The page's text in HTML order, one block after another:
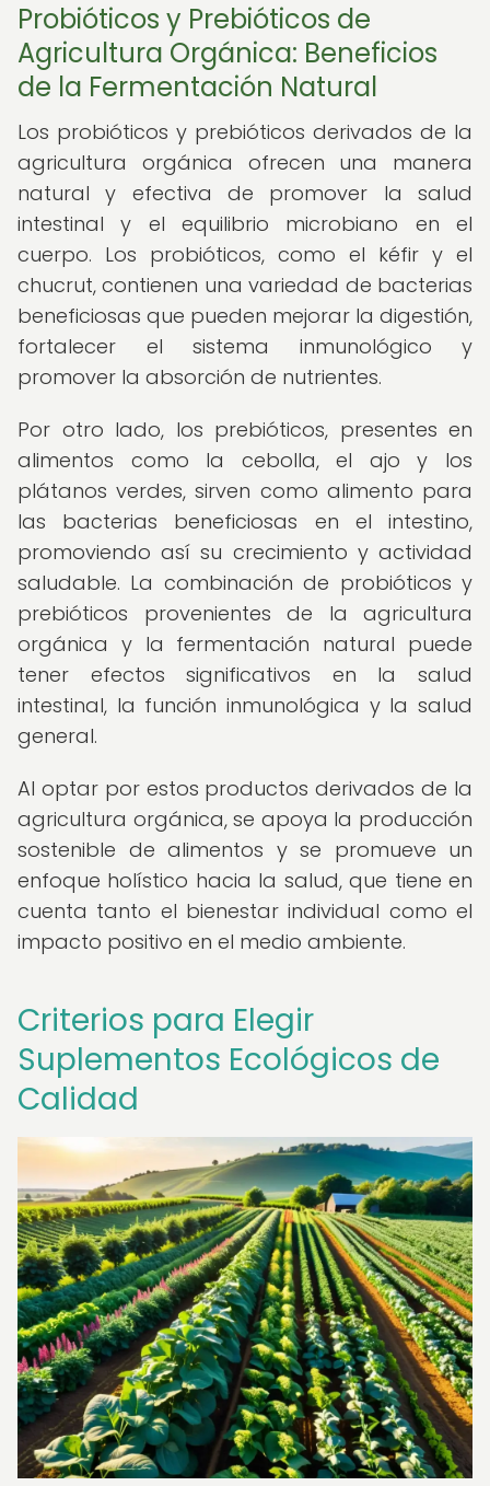
Probióticos y Prebióticos de
Agricultura Orgánica: Beneficios
de la Fermentación Natural
Los probióticos y prebióticos derivados de la
agricultura orgánica ofrecen una manera
natural y efectiva de promover la salud
intestinal y el equilibrio microbiano en el
cuerpo. Los probióticos, como el kéfir y el
chucrut, contienen una variedad de bacterias
beneficiosas que pueden mejorar la digestión,
fortalecer el sistema inmunológico y
promover la absorción de nutrientes.
Por otro lado, los prebióticos, presentes en
alimentos como la cebolla, el ajo y los
plátanos verdes, sirven como alimento para
las bacterias beneficiosas en el intestino,
promoviendo así su crecimiento y actividad
saludable. La combinación de probióticos y
prebióticos provenientes de la agricultura
orgánica y la fermentación natural puede
tener efectos significativos en la salud
intestinal, la función inmunológica y la salud
general.
Al optar por estos productos derivados de la
agricultura orgánica, se apoya la producción
sostenible de alimentos y se promueve un
enfoque holístico hacia la salud, que tiene en
cuenta tanto el bienestar individual como el
impacto positivo en el medio ambiente.
Criterios para Elegir
Suplementos Ecológicos de
Calidad